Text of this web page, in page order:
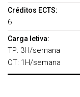
Créditos ECTS:
6
Carga letiva:
TP: 3H/semana
OT: 1H/semana